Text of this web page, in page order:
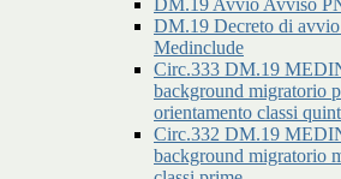
DM.19 Avvio Avviso
DM.19 Decreto di
Medinclude
Circ.333 DM.19
background migratorio
orientamento classi
Circ.332 DM.19
background migratorio